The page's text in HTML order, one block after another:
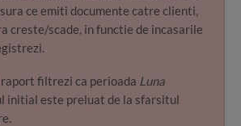
ce emiti documente catre clienti,
creste/scade, in functie de incasarile
filtrezi ca perioada Luna
initial este preluat de la sfarsitul